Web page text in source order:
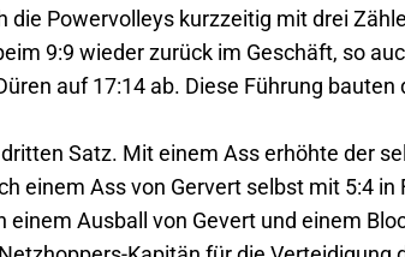
Powervolleys kurzzeitig mit drei
9:9 wieder zurück im Geschäft, so
auf 17:14 ab. Diese Führung bauten
Satz. Mit einem Ass erhöhte der
einem Ass von Gervert selbst mit 5:4 in
Ausball von Gevert und einem